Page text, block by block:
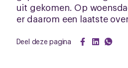
uit gekomen. Op
er daarom een laatste
Deel deze pagina